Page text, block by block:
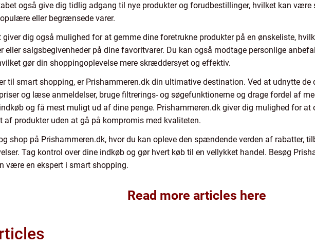
også give dig tidlig adgang til nye produkter og forudbestillinger, hvilket kan
eller begrænsede varer.
giver dig også mulighed for at gemme dine foretrukne produkter på en ønskeliste,
eller salgsbegivenheder på dine favoritvarer. Du kan også modtage personlige
gør din shoppingoplevelse mere skræddersyet og effektiv.
til smart shopping, er Prishammeren.dk din ultimative destination. Ved at udnytte
og læse anmeldelser, bruge filtrerings- og søgefunktionerne og drage fordel af
og få mest muligt ud af dine penge. Prishammeren.dk giver dig mulighed for at
af produkter uden at gå på kompromis med kvaliteten.
shop på Prishammeren.dk, hvor du kan opleve den spændende verden af ​​rabatter,
Tag kontrol over dine indkøb og gør hvert køb til en vellykket handel. Besøg
være en ekspert i smart shopping.
Read more articles here